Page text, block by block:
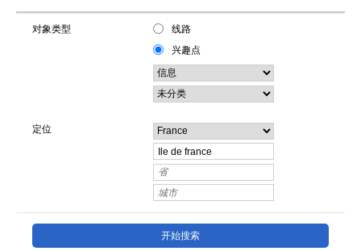
对象类型
线路
兴趣点
定位